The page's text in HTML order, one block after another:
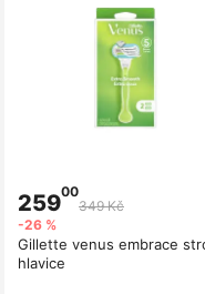
25900
349 Kč
-26 %
Gillette venus embrace
hlavice